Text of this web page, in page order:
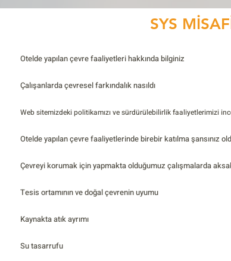
SYS
Otelde yapılan çevre faaliyetleri hakkında bilginiz
Çalışanlarda çevresel farkındalık nasıldı
Web sitemizdeki politikamızı ve sürdürülebilirlik faaliyetlerimizi
Otelde yapılan çevre faaliyetlerinde birebir katılma şansınız
Çevreyi korumak için yapmakta olduğumuz çalışmalarda
Tesis ortamının ve doğal çevrenin uyumu
Kaynakta atık ayrımı
Su tasarrufu